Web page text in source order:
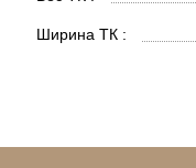
Ширина ТК :